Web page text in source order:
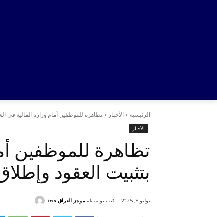
الرئيسية الأخبار تظاهرة للموظفين أمام وزارة المالية في
الأخبار
تظاهرة للموظفين
بتثبيت العقود
يوليو 8, 2025 كتب بواسطة موجز العراق ins